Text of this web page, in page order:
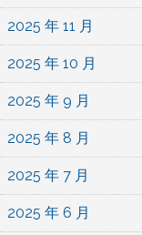
2025 年 11 月
2025 年 10 月
2025 年 9 月
2025 年 8 月
2025 年 7 月
2025 年 6 月